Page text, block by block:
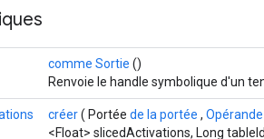
comme Sortie ()
Renvoie le handle symbolique d'un
créer( Portée de la portée , Opérande
<Float> slicedActivations, Long